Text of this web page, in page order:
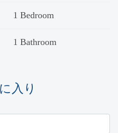
1 Bedroom
1 Bathroom
入り